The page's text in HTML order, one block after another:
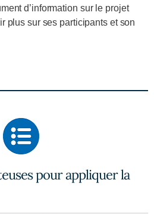
d’information sur le projet
plus sur ses participants et son
pour appliquer la